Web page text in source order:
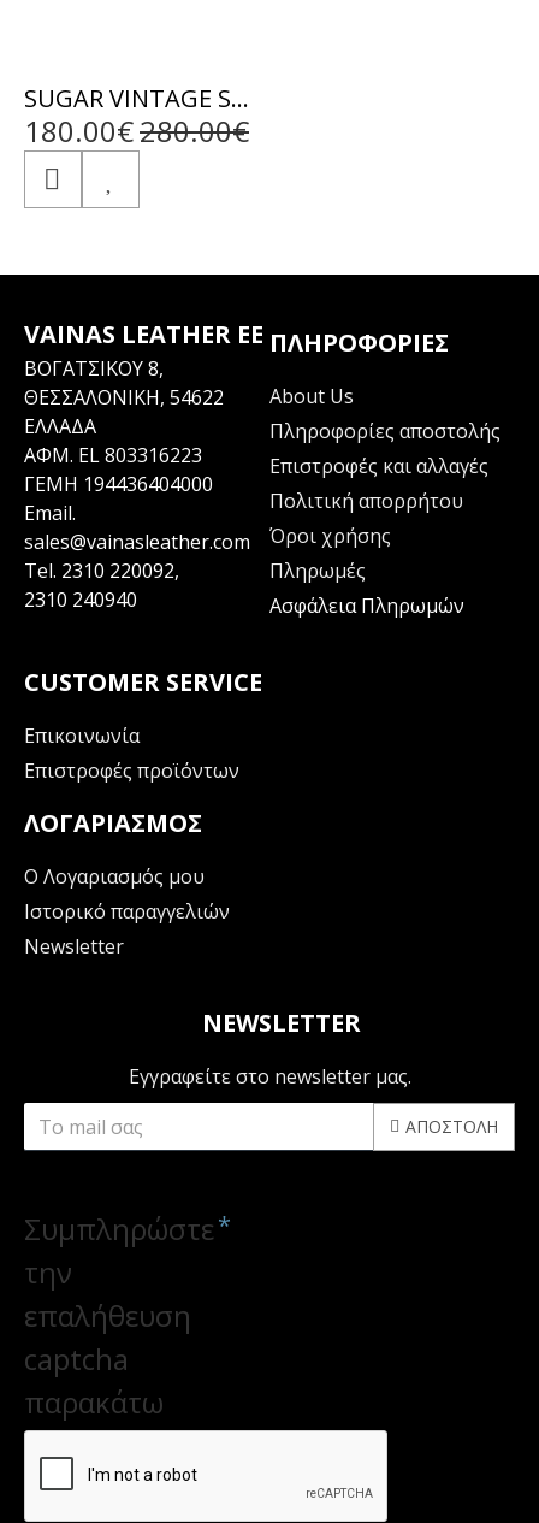
SUGAR VINTAGE SHEEP BROWN - ΑΥΘΕΝΤΙΚΟ ΑΝΤΡΙΚΟ ΚΑΦΕ ΔΕΡΜΑΤΙΝΟ ΜΠΟΥΦΑΝ
180.00€280.00€
VAINAS LEATHER EE
ΒΟΓΑΤΣΙΚΟΥ 8,
ΘΕΣΣΑΛΟΝΙΚΗ, 54622
ΕΛΛΑΔΑ
ΑΦΜ. EL 803316223
ΓΕΜΗ 194436404000
Email.
sales@vainasleather.com
Tel. 2310 220092,
2310 240940
ΠΛΗΡΟΦΟΡΊΕΣ
About Us
Πληροφορίες αποστολής
Επιστροφές και αλλαγές
Πολιτική απορρήτου
Όροι χρήσης
Πληρωμές
Ασφάλεια Πληρωμών
CUSTOMER SERVICE
Επικοινωνία
Επιστροφές προϊόντων
ΛΟΓΑΡΙΑΣΜΌΣ
Ο Λογαριασμός μου
Ιστορικό παραγγελιών
Newsletter
NEWSLETTER
Εγγραφείτε στο newsletter μας.
ΑΠΟΣΤΟΛΉ
Συμπληρώστε
την
επαλήθευση
captcha
παρακάτω